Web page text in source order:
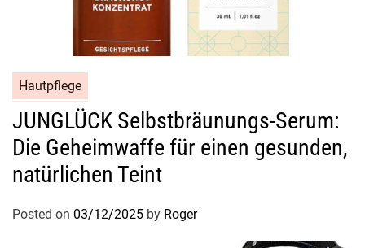
Hautpflege
JUNGLÜCK Selbstbräunungs-Serum:
Die Geheimwaffe für einen gesunden,
natürlichen Teint
Posted on 03/12/2025 by Roger